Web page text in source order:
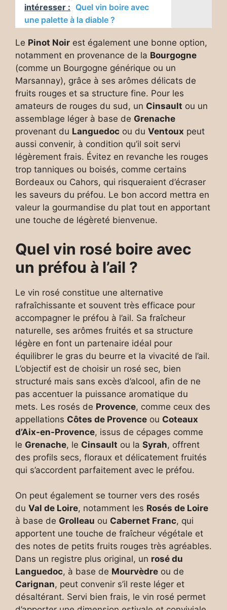
intéresser : Quel vin boire avec
une palette à la diable ?
Le Pinot Noir est également une bonne option,
notamment en provenance de la Bourgogne
(comme un Bourgogne générique ou un
Marsannay), grâce à ses arômes délicats de
fruits rouges et sa structure fine. Pour les
amateurs de rouges du sud, un Cinsault ou un
assemblage léger à base de Grenache
provenant du Languedoc ou du Ventoux peut
aussi convenir, à condition qu’il soit servi
légèrement frais. Évitez en revanche les rouges
trop tanniques ou boisés, comme certains
Bordeaux ou Cahors, qui risqueraient d’écraser
les saveurs du préfou. Le bon accord mettra en
valeur la gourmandise du plat tout en apportant
une touche de légèreté bienvenue.
Quel vin rosé boire avec
un préfou à l’ail ?
Le vin rosé constitue une alternative
rafraîchissante et souvent très efficace pour
accompagner le préfou à l’ail. Sa fraîcheur
naturelle, ses arômes fruités et sa structure
légère en font un partenaire idéal pour
équilibrer le gras du beurre et la vivacité de l’ail.
L’objectif est de choisir un rosé sec, bien
structuré mais sans excès d’alcool, afin de ne
pas accentuer la puissance aromatique du
mets. Les rosés de Provence, comme ceux des
appellations Côtes de Provence ou Coteaux
d’Aix-en-Provence, issus de cépages comme
le Grenache, le Cinsault ou la Syrah, offrent
des profils secs, floraux et délicatement fruités
qui s’accordent parfaitement avec le préfou.
On peut également se tourner vers des rosés
du Val de Loire, notamment les Rosés de Loire
à base de Grolleau ou Cabernet Franc, qui
apportent une touche de fraîcheur végétale et
des notes de petits fruits rouges très agréables.
Dans un registre plus original, un rosé du
Languedoc, à base de Mourvèdre ou de
Carignan, peut convenir s’il reste léger et
désaltérant. Servi bien frais, le vin rosé permet